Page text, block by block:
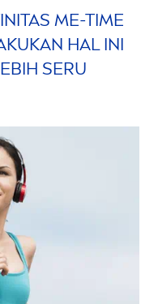
ME-TIME
HAL INI
SERU